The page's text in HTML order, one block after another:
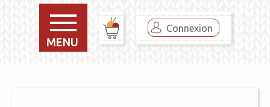
MENU
Connexion